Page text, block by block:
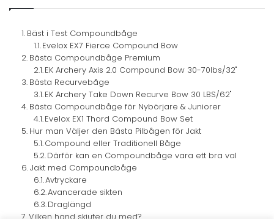
Bäst i Test Compoundbåge
Evelox EX7 Fierce Compound Bow
Bästa Compoundbåge Premium
EK Archery Axis 2.0 Compound Bow 30-70lbs/32"
Bästa Recurvebåge
EK Archery Take Down Recurve Bow 30 LBS/62"
Bästa Compoundbåge för Nybörjare & Juniorer
Evelox EX1 Thord Compound Bow Set
Hur man Väljer den Bästa Pilbågen för Jakt
Compound eller Traditionell Båge
Därför kan en Compoundbåge vara ett bra val
Jakt med Compoundbåge
Avtryckare
Avancerade sikten
Draglängd
Vilken hand skjuter du med?